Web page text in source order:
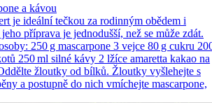
a kávou
je ideální tečkou za rodinným obědem i
příprava je jednodušší, než se může zdát.
250 g mascarpone 3 vejce 80 g cukru
250 ml silné kávy 2 lžíce amaretta kakao na
žloutky od bílků. Žloutky vyšlehejte s
a postupně do nich vmíchejte mascarpone,